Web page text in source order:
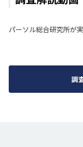
パーソル総合研究所が
調